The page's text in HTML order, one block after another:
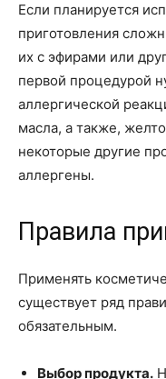
Если планируется
приготовления
их с эфирами или
первой процедурой
аллергической
масла, а также,
некоторые другие
аллергены.
Правила
Применять
существует ряд
обязательным.
Выбор продукта.